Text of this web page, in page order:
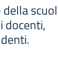
docenti,